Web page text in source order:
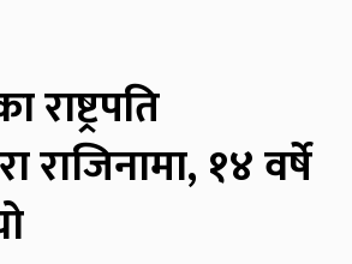
राष्ट्रपति
राजिनामा, १४ वर्षे